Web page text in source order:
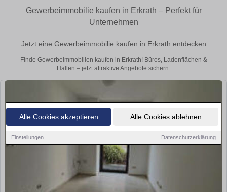
Alle Cookies akzeptieren Alle Cookies ablehnen
Einstellungen Datenschutzerklärung
Gewerbeimmobilie kaufen in Erkrath – Perfekt für
Unternehmen
Jetzt eine Gewerbeimmobilie kaufen in Erkrath entdecken
Finde Gewerbeimmobilien kaufen in Erkrath! Büros, Ladenflächen &
Hallen – jetzt attraktive Angebote sichern.